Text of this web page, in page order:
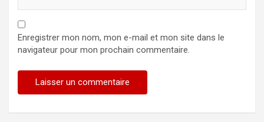
Enregistrer mon nom, mon e-mail et mon site dans le
navigateur pour mon prochain commentaire.